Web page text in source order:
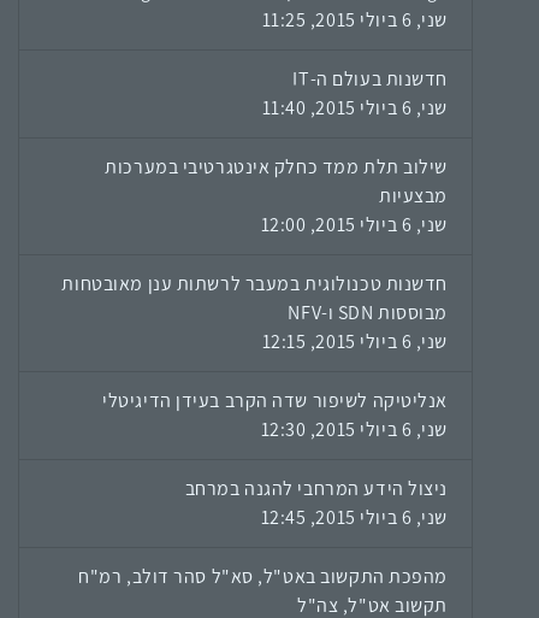
שני, 6 ביולי 2015, 11:25
חדשנות בעולם ה-IT
שני, 6 ביולי 2015, 11:40
שילוב תלת ממד כחלק אינטגרטיבי במערכות
מבצעיות
שני, 6 ביולי 2015, 12:00
חדשנות טכנולוגית במעבר לרשתות ענן מאובטחות
מבוססות SDN ו-NFV
שני, 6 ביולי 2015, 12:15
אנליטיקה לשיפור שדה הקרב בעידן הדיגיטלי
שני, 6 ביולי 2015, 12:30
ניצול הידע המרחבי להגנה במרחב
שני, 6 ביולי 2015, 12:45
מהפכת התקשוב באט"ל, סא"ל סהר דולב, רמ"ח
תקשוב אט"ל, צה"ל